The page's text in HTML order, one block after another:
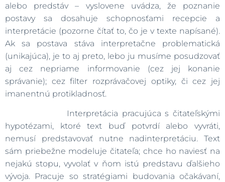
alebo predstáv – vyslovene uvádza, že poznanie
postavy sa dosahuje schopnosťami recepcie a
interpretácie (pozorne čítať to, čo je v texte napísané).
Ak sa postava stáva interpretačne problematická
(unikajúca), je to aj preto, lebo ju musíme posudzovať
aj cez nepriame informovanie (cez jej konanie
správanie); cez filter rozprávačovej optiky, či cez jej
imanentnú protikladnosť.
Interpretácia pracujúca s čitateľskými
hypotézami, ktoré text buď potvrdí alebo vyvráti,
nemusí predstavovať nutne nadinterpretáciu. Text
sám priebežne modeluje čitateľa; chce ho naviesť na
nejakú stopu, vyvolať v ňom istú predstavu ďalšieho
vývoja. Pracuje so stratégiami budovania očakávaní,